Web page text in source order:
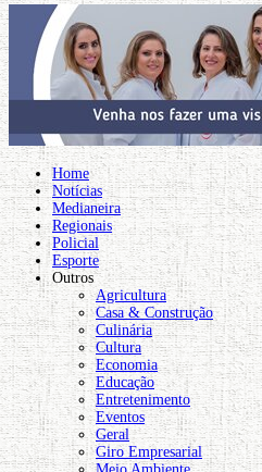
Home
Notícias
Medianeira
Regionais
Policial
Esporte
Outros
Agricultura
Casa & Construção
Culinária
Cultura
Economia
Educação
Entretenimento
Eventos
Geral
Giro Empresarial